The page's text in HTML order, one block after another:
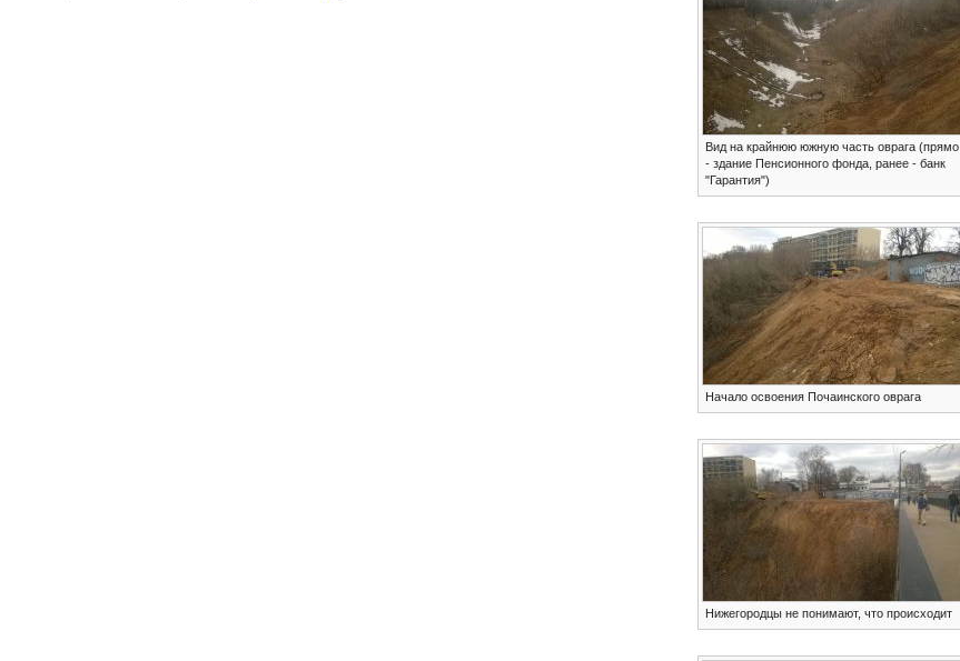
Вид на крайнюю южную часть оврага (прямо
- здание Пенсионного фонда, ранее - банк
"Гарантия")
Начало освоения Почаинского оврага
Нижегородцы не понимают, что происходит